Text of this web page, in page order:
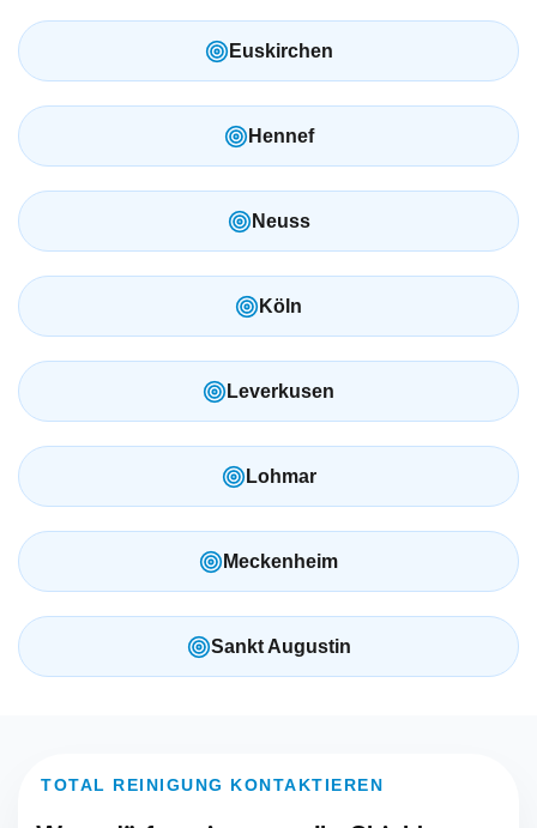
Euskirchen
Hennef
Neuss
Köln
Leverkusen
Lohmar
Meckenheim
Sankt Augustin
TOTAL REINIGUNG KONTAKTIEREN